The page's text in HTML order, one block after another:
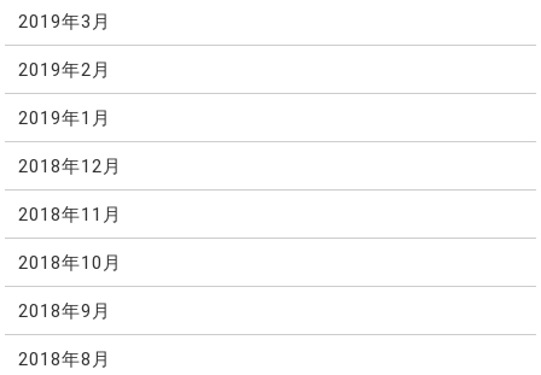
2019年3月
2019年2月
2019年1月
2018年12月
2018年11月
2018年10月
2018年9月
2018年8月